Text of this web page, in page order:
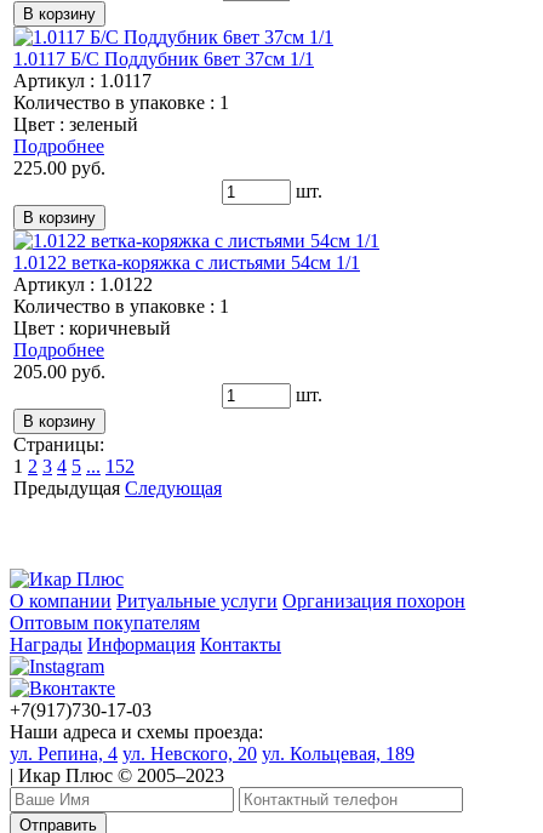
1.0117 Б/С Поддубник 6вет 37см 1/1
Артикул : 1.0117
Количество в упаковке : 1
Цвет : зеленый
Подробнее
225.00 руб.
шт.
1.0122 ветка-коряжка с листьями 54см 1/1
Артикул : 1.0122
Количество в упаковке : 1
Цвет : коричневый
Подробнее
205.00 руб.
шт.
Страницы:
1 2 3 4 5 ... 152
Предыдущая Следующая
О компании Ритуальные услуги Организация похорон
Оптовым покупателям
Награды Информация Контакты
+7(917)730-17-03
Наши адреса и схемы проезда:
ул. Репина, 4 ул. Невского, 20 ул. Кольцевая, 189
| Икар Плюс © 2005–2023